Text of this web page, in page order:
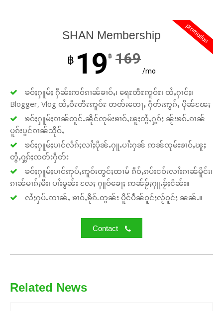
promotion
SHAN Membership
฿ 19 ฿ 169
/mo
ၶဝ်ႈႁူမ်ႈ ႁဵၼ်းဢဝ်ၵၢၼ်ၶၢဝ်ႇ၊ ရေႊတီႊဢူဝ်ႊ၊ ထႆႇႁၢင်ႈ၊
Blogger, Vlog ထႆႇဝီႊတီႊဢူဝ်ႊ တတ်းတေႃႇ ႁဵတ်းဢွၵ်ႇ ပိုၼ်ၽႄႈ
ၶဝ်ႈႁူမ်ႈၵၢၼ်တူင်ႉၼိုင်ၸုမ်းၶၢဝ်ႇၽူႈတွႆႇႁွၵ်ႈ ၼႂ်းၶၵ်ႉၵၢၼ်
ပူၵ်းပွင်ၵၢၼ်သိုဝ်ႇ
ၶဝ်ႈႁူမ်ႈပၢင်လႅၵ်ႈလၢႆႈပိုၼ်ႉႁူႉပၢႆးႁၼ် ဢၼ်ၸုမ်းၶၢဝ်ႇၽူႈ
တွႆႇႁွၵ်ႈၸတ်းႁဵတ်း
ၶဝ်ႈႁူမ်ႈပၢင်ဢုပ်ႇဢူဝ်းတွင်ႈထၢမ် ၵဵဝ်ႇၵပ်းငဝ်းလၢႆးၵၢၼ်မိူင်း၊
ၵၢၼ်မၢၵ်ႈမီး၊ ပၢႆးမွၼ်း လႄႈ ႁူဝ်ၶေႃႈ ဢၼ်ၶႂ်ႈႁူႉၶႂ်ႈငိၼ်း။
လႆႈႁပ်ႉဢၢၼ်ႇ ၶၢဝ်ႇၶိုၵ်ႉတွၼ်း ပိူင်ပဵၼ်ဝူင်ႈလႂ်ဝူင်ႈ ၼၼ်ႉ။
Contact
Related News